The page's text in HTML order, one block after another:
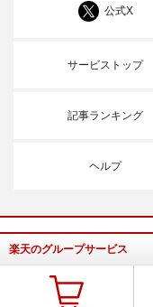
公式X
サービストップ
記事ランキング
ヘルプ
楽天のグループサービス